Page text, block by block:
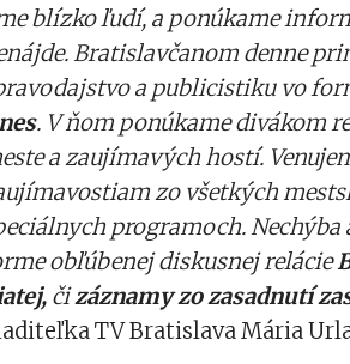
blízko ľudí, a ponúkame
Bratislavčanom denne
a publicistiku vo
. V ňom ponúkame divákom
a zaujímavých hostí.
zo všetkých
programoch.
obľúbenej diskusnej relácie
čizáznamy zo zasadnutí
TV Bratislava Mária